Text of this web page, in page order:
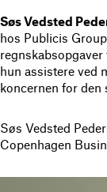
Søs Vedsted
hos Publicis
hun assistere ved
koncernen for den
Søs Vedsted
Copenhagen